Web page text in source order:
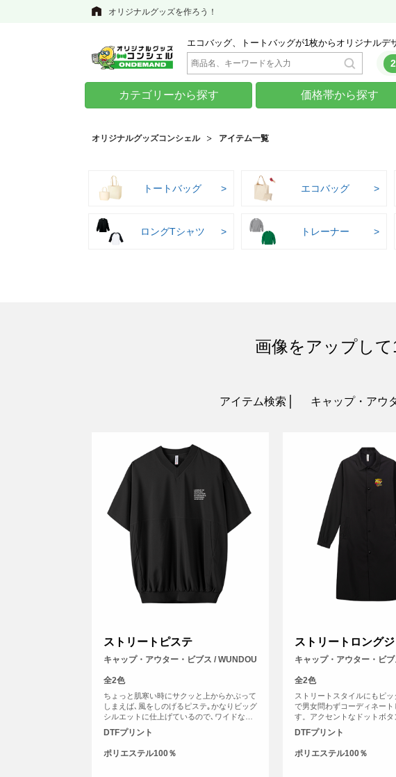
オリジナルグッズを作ろう！
エコバッグ、トートバッグが1枚からオリジナルデ
カテゴリーから探す 価格帯から探す
オリジナルグッズコンシェル アイテム一覧
トートバッグ エコバッグ
ロングTシャツ トレーナー
画像をアップし
アイテム検索 キャップ・アウ
ストリートピステ
キャップ・アウター・ビブス / WUNDOU
全2色
ちょっと肌寒い時にサクッと上からかぶって
しまえば､風をしのげるピステ｡かなりビッグ
シルエットに仕上げているので､ワイドな着
こなしの上にも着れる｡かわいいシルエット
になること間違いなし｡Vネックのピステは
インナーのTシャツをちょい見せ｡お腹にゆ
ったりさいずのサイドポケット､ボトムのリ
DTFプリント
ポリエステル100％
ストリートロング
キャップ・アウター・ビ
全2色
ストリートスタイルにもピ
で男女問わずコーディネー
す。アクセントなドットボタ
でき、機能性にも優れていま
DTFプリント
ポリエステル100％